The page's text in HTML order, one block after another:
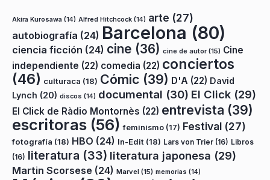
Akira Kurosawa (14) Alfred Hitchcock (14) arte (27)
autobiografía (24) Barcelona (80)
ciencia ficción (24) cine (36) cine de autor(15) Cine
independiente (22) comedia (22) conciertos
(46) culturaca (18) Cómic (39) D'A (22) David
Lynch (20) discos (14) documental (30) El Click (29)
El Click de Ràdio Montornès (22) entrevista (39)
escritoras (56) feminismo (17) Festival (27)
fotografía (18) HBO (24) In-Edit (18) Lars von Trier (16) Libros
(16) literatura (33) literatura japonesa (29)
Martin Scorsese (24) Marvel (15) memorias (14)